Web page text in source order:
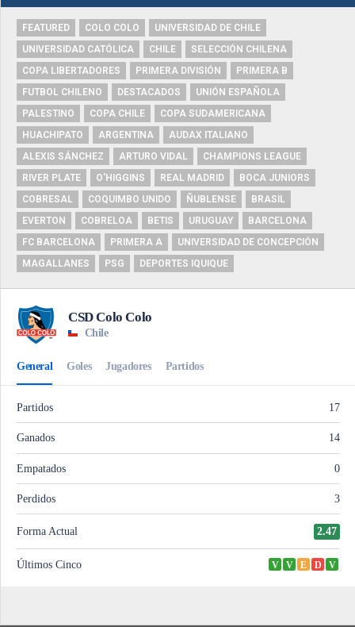
FEATURED COLO COLO
UNIVERSIDAD DE CHILE
UNIVERSIDAD CATÓLICA
CHILE
SELECCIÓN CHILENA
COPA LIBERTADORES
PRIMERA DIVISIÓN
PRIMERA B
FUTBOL CHILENO
DESTACADOS
UNIÓN ESPAÑOLA
PALESTINO
COPA CHILE
COPA SUDAMERICANA
HUACHIPATO
ARGENTINA
AUDAX ITALIANO
ALEXIS SÁNCHEZ
ARTURO VIDAL
CHAMPIONS LEAGUE
RIVER PLATE
O'HIGGINS REAL MADRID
BOCA JUNIORS
COBRESAL
COQUIMBO UNIDO ÑUBLENSE
BRASIL
EVERTON
COBRELOA BETIS URUGUAY
BARCELONA
FC BARCELONA
PRIMERA A
UNIVERSIDAD DE CONCEPCIÓN
MAGALLANES
PSG DEPORTES IQUIQUE